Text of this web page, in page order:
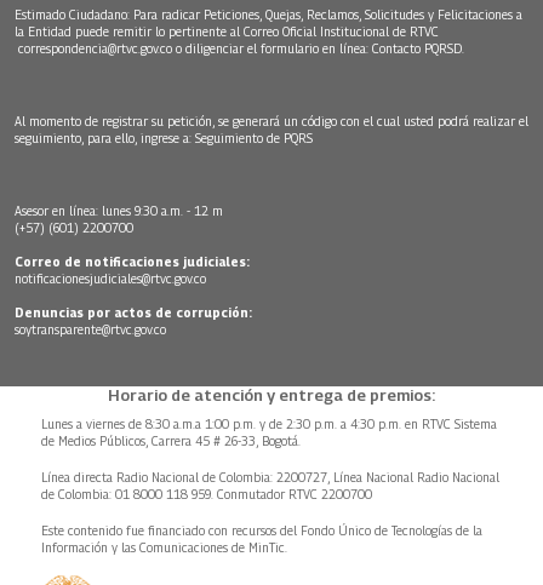
Estimado Ciudadano: Para radicar Peticiones, Quejas, Reclamos, Solicitudes y Felicitaciones a
la Entidad puede remitir lo pertinente al Correo Oficial Institucional de RTVC
correspondencia@rtvc.gov.co o diligenciar el formulario en línea: Contacto PQRSD.
Al momento de registrar su petición, se generará un código con el cual usted podrá realizar el
seguimiento, para ello, ingrese a: Seguimiento de PQRS
Asesor en línea: lunes 9:30 a.m. - 12 m
(+57) (601) 2200700
Correo de notificaciones judiciales:
notificacionesjudiciales@rtvc.gov.co
Denuncias por actos de corrupción:
soytransparente@rtvc.gov.co
Horario de atención y entrega de premios:
Lunes a viernes de 8:30 a.m.a 1:00 p.m. y de 2:30 p.m. a 4:30 p.m. en RTVC Sistema
de Medios Públicos, Carrera 45 # 26-33, Bogotá.
Línea directa Radio Nacional de Colombia: 2200727, Línea Nacional Radio Nacional
de Colombia: 01 8000 118 959. Conmutador RTVC 2200700
Este contenido fue financiado con recursos del Fondo Único de Tecnologías de la
Información y las Comunicaciones de MinTic.